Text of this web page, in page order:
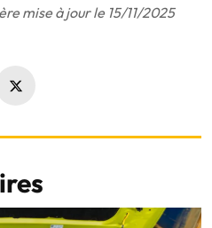
mise à jour le 15/11/2025